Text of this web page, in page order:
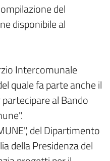
del
disponibile al
Intercomunale
quale fa parte anche il
al Bando
del Dipartimento
della Presidenza del